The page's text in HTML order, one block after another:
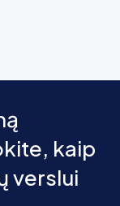
kaip
verslui